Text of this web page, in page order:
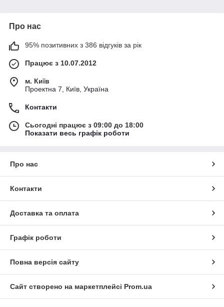
Про нас
95% позитивних з 386 відгуків за рік
Працює з 10.07.2012
м. Київ
Проектна 7, Київ, Україна
Контакти
Сьогодні працює з 09:00 до 18:00
Показати весь графік роботи
Про нас
Контакти
Доставка та оплата
Графік роботи
Повна версія сайту
Сайт створено на маркетплейсі Prom.ua